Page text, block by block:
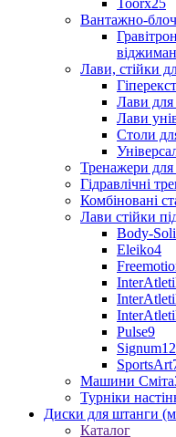
Toorx25
Вантажно-
Лави, стійки
Лави
Лави
Столи
Тренажери
Гідравлічні
Комбіновані
Лави стійки
Body-
Eleiko4
Pulse9
Signum12
SportsArt
Машини Сміта
Турніки
Диски для штанги
Каталог